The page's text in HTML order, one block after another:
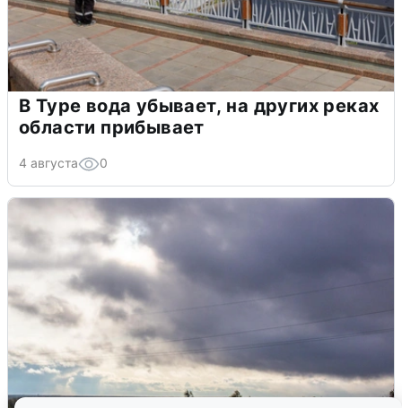
В Туре вода убывает, на других реках
области прибывает
4 августа 0